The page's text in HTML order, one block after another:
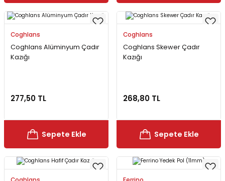
Coghlans
Coghlans Alüminyum Çadır
Kazığı
277,50 TL
Sepete Ekle
Coghlans
Coghlans Skewer Çadır
Kazığı
268,80 TL
Sepete Ekle